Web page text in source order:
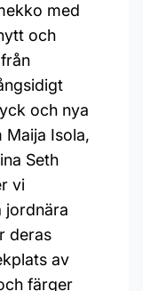
med
och
och nya
Maija Isola,
Seth
vi
jordnära
deras
av
färger